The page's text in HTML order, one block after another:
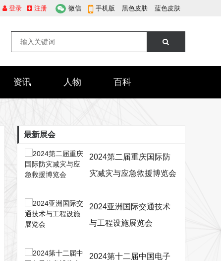
登录 注册 微信 手机版 黑色皮肤 蓝色皮肤
资讯 人物 百科
最新展会
2024第二届重庆国际防
灾减灾与应急救援博览会
2024亚洲国际交通技术
与工程设施展览会
2024第十二届中国电子